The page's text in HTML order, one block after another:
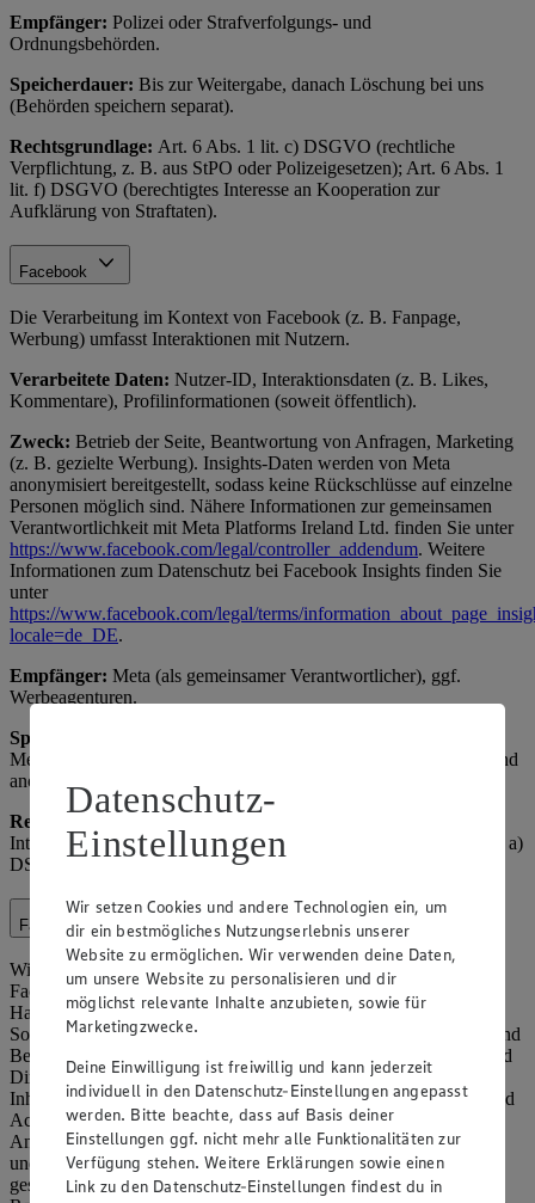
Empfänger: Polizei oder Strafverfolgungs- und
Ordnungsbehörden.
Speicherdauer: Bis zur Weitergabe, danach Löschung bei uns
(Behörden speichern separat).
Rechtsgrundlage: Art. 6 Abs. 1 lit. c) DSGVO (rechtliche
Verpflichtung, z. B. aus StPO oder Polizeigesetzen); Art. 6 Abs. 1
lit. f) DSGVO (berechtigtes Interesse an Kooperation zur
Aufklärung von Straftaten).
Facebook
Die Verarbeitung im Kontext von Facebook (z. B. Fanpage,
Werbung) umfasst Interaktionen mit Nutzern.
Verarbeitete Daten: Nutzer-ID, Interaktionsdaten (z. B. Likes,
Kommentare), Profilinformationen (soweit öffentlich).
Zweck: Betrieb der Seite, Beantwortung von Anfragen, Marketing
(z. B. gezielte Werbung). Insights-Daten werden von Meta
anonymisiert bereitgestellt, sodass keine Rückschlüsse auf einzelne
Personen möglich sind. Nähere Informationen zur gemeinsamen
Verantwortlichkeit mit Meta Platforms Ireland Ltd. finden Sie unter
https://www.facebook.com/legal/controller_addendum. Weitere
Informationen zum Datenschutz bei Facebook Insights finden Sie
unter
https://www.facebook.com/legal/terms/
locale=de_DE.
Empfänger: Meta (als gemeinsamer Verantwortlicher), ggf.
Werbeagenturen.
Speicherdauer:
Meta-speicher nach deren Richtlinien. Hinweis: Insights-Daten sind
anonymisiert.
Rechtsgrundlage:
Interesse an Social-Media-Präsenz); für Werbung Art. 6 Abs. 1 lit. a)
DSGVO (Einwilligung über Facebook-Einstellungen).
Facelift
Wir setzen innerhalb unseres Onlineangebotes Funktionen der
Facelift brand building technologies GmbH, Gerhofstr. 19, 20354
Hamburg, ein. Facelift dient der redaktionellen Betreuung unserer
Social‑Media‑Kanäle, insbesondere der Erfassung, Auswertung und
Beantwortung öffentlicher und privater Beiträge, Kommentare und
Direktnachrichten sowie der Planung und Veröffentlichung von
Inhalten. Hierbei werden – technisch erforderlich – u. a. Profil‑ und
Accountnamen (einschließlich Profilbild), Inhalte der
Anfragen/Beiträge sowie Informationen zur Anzahl der Follower
und der Profile, denen ein Profil folgt, verarbeitet. Bei Facelift
gespeicherte Daten werden nach sechs Monaten gelöscht.
Datenschutz-
Einstellungen
Wir setzen Cookies und andere Technologien ein, um
dir ein bestmögliches Nutzungserlebnis unserer
Website zu ermöglichen. Wir verwenden deine Daten,
um unsere Website zu personalisieren und dir
möglichst relevante Inhalte anzubieten, sowie für
Marketingzwecke.
Deine Einwilligung ist freiwillig und kann jederzeit
individuell in den Datenschutz-Einstellungen angepasst
werden. Bitte beachte, dass auf Basis deiner
Einstellungen ggf. nicht mehr alle Funktionalitäten zur
Verfügung stehen. Weitere Erklärungen sowie einen
Link zu den Datenschutz-Einstellungen findest du in